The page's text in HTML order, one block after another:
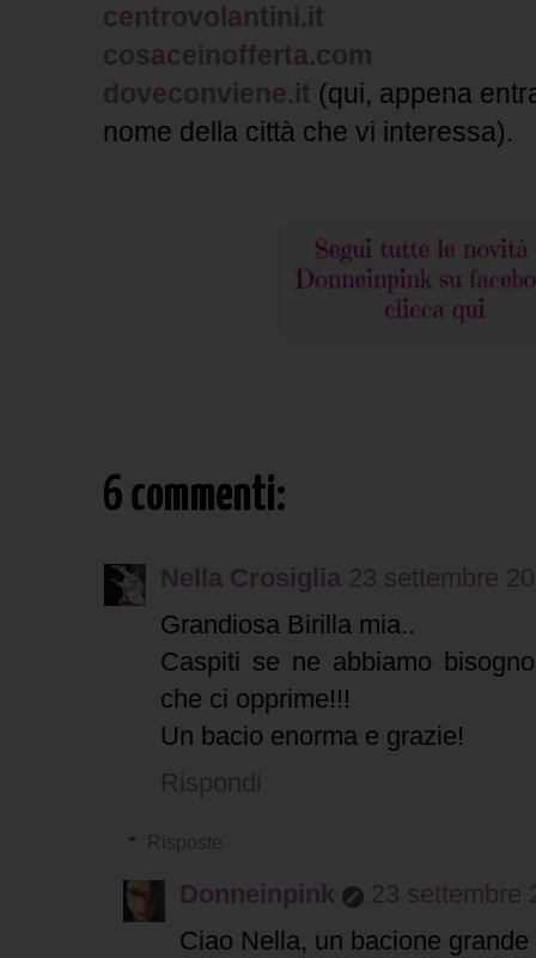
centrovolantini.it
cosaceinofferta.com
doveconviene.it (qui, appena
nome della città che vi interessa).
6 commenti:
Nella Crosiglia 23 settembre
Grandiosa Birilla mia..
Caspiti se ne abbiamo
che ci opprime!!!
Un bacio enorma e grazie!
Rispondi
Risposte
Donneinpink
23 settembre
Ciao Nella, un bacione